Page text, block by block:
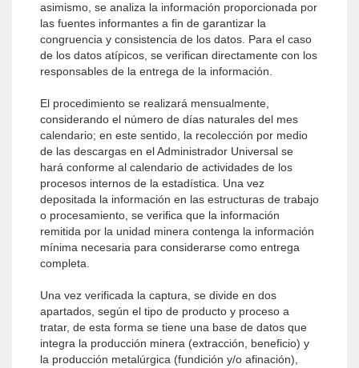
asimismo, se analiza la información proporcionada por
las fuentes informantes a fin de garantizar la
congruencia y consistencia de los datos. Para el caso
de los datos atípicos, se verifican directamente con los
responsables de la entrega de la información.
El procedimiento se realizará mensualmente,
considerando el número de días naturales del mes
calendario; en este sentido, la recolección por medio
de las descargas en el Administrador Universal se
hará conforme al calendario de actividades de los
procesos internos de la estadística. Una vez
depositada la información en las estructuras de trabajo
o procesamiento, se verifica que la información
remitida por la unidad minera contenga la información
mínima necesaria para considerarse como entrega
completa.
Una vez verificada la captura, se divide en dos
apartados, según el tipo de producto y proceso a
tratar, de esta forma se tiene una base de datos que
integra la producción minera (extracción, beneficio) y
la producción metalúrgica (fundición y/o afinación),